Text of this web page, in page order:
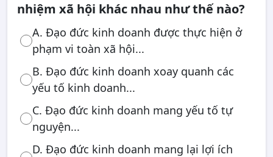
nhiệm xã hội khác nhau như thế nào?
A. Đạo đức kinh doanh được thực hiện ở
phạm vi toàn xã hội...
B. Đạo đức kinh doanh xoay quanh các
yếu tố kinh doanh...
C. Đạo đức kinh doanh mang yếu tố tự
nguyện...
D. Đạo đức kinh doanh mang lại lợi ích